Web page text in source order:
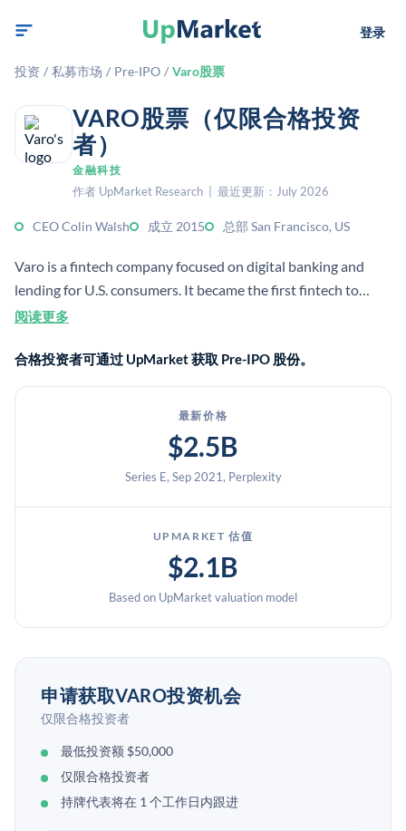
登录
投资 / 私募市场 / Pre-IPO / Varo股票
VARO股票（仅限合格投资
者）
金融科技
作者 UpMarket Research | 最近更新：July 2026
CEO Colin Walsh 成立 2015 总部 San Francisco, US
Varo is a fintech company focused on digital banking and
lending for U.S. consumers. It became the first fintech to
receive a U.S. national bank charter, and its services are
阅读更多
合格投资者可通过 UpMarket 获取 Pre-IPO 股份。
最新价格
$2.5B
Series E, Sep 2021, Perplexity
UPMARKET 估值
$2.1B
Based on UpMarket valuation model
申请获取VARO投资机会
仅限合格投资者
最低投资额 $50,000
仅限合格投资者
持牌代表将在 1 个工作日内跟进